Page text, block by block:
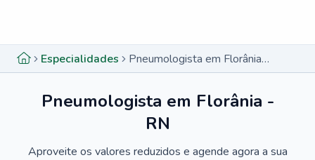
Especialidades Pneumologista em Florânia - RN
Pneumologista em Florânia -
RN
Aproveite os valores reduzidos e agende agora a sua